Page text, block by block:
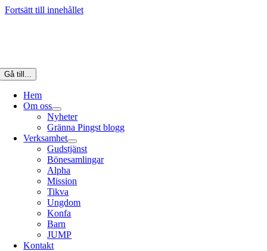
Fortsätt till innehållet
Gå till...
Hem
Om oss
Nyheter
Gränna Pingst blogg
Verksamhet
Gudstjänst
Bönesamlingar
Alpha
Mission
Tikva
Ungdom
Konfa
Barn
JUMP
Kontakt